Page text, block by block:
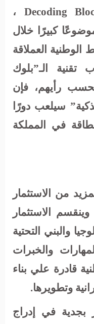
Decoding ،
كبيرًا خلال
العملاقة
الـ”بلوك
رأيهم، فإن
سيلعب دورًا
في المملكة
من الاستثمار
الاستثمار
والبني التحتية
والخبرات
قادرة علي بناء
وتطويرها.
بجدية في إدراج